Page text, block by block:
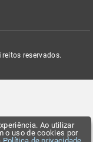
Ao utilizar
o uso de cookies por
reservados.